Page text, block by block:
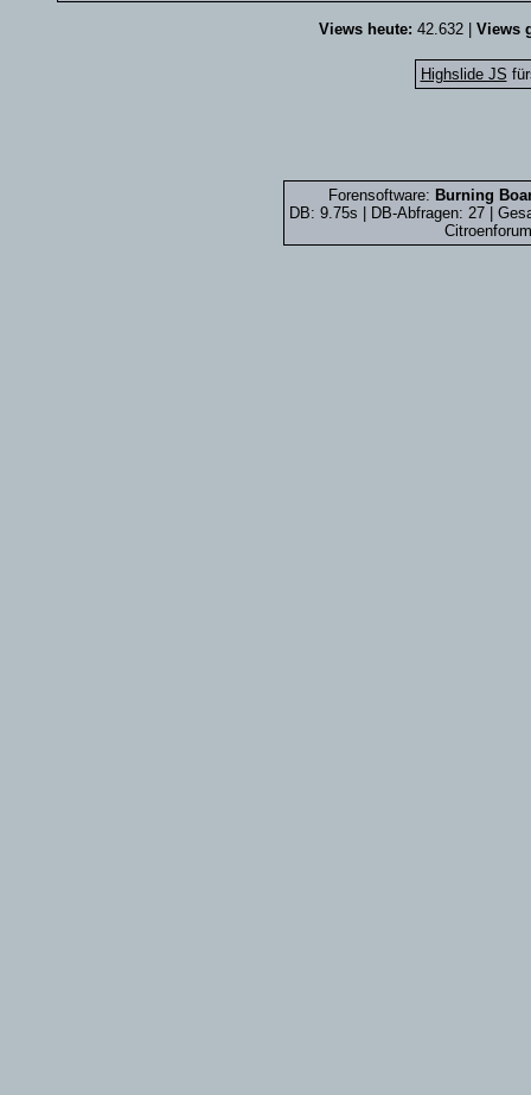
Views heute: 42.632 | Views
Highslide JS
Forensoftware: Burning
DB: 9.75s | DB-Abfragen: 27 |